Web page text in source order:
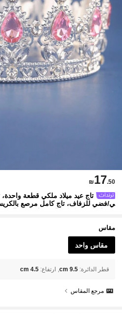
₪17.50
تاج عيد ميلاد ملكي قطعة
ي/فضي للزفاف، تاج كامل مرصع
مقاس
مقاس واحد
قطر الدائرة:
9.5 cm ارتفاع:
4.5 cm
مرجع المقاس